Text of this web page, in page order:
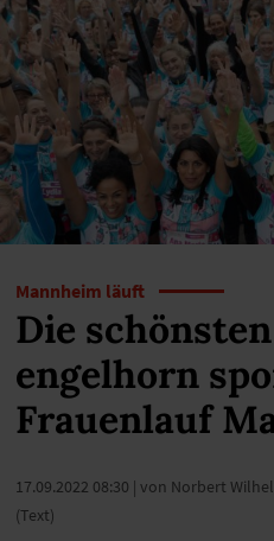
Mannheim läuft
Die
engelhorn
Frauenlauf
17.09.2022 08:30 | von Norbert
(Text)